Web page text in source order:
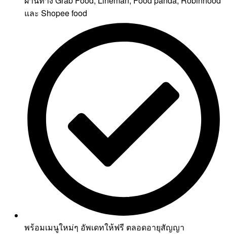
และ Shopee food
พร้อมเมนูใหม่ๆ อัพเดทให้ฟรี ตลอดอายุสัญญา